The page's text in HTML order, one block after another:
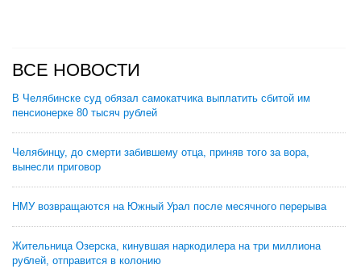
ВСЕ НОВОСТИ
В Челябинске суд обязал самокатчика выплатить сбитой им
пенсионерке 80 тысяч рублей
Челябинцу, до смерти забившему отца, приняв того за вора,
вынесли приговор
НМУ возвращаются на Южный Урал после месячного перерыва
Жительница Озерска, кинувшая наркодилера на три миллиона
рублей, отправится в колонию